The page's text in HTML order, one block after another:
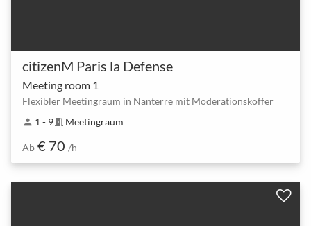
citizenM Paris la Defense
Meeting room 1
Flexibler Meetingraum in Nanterre mit Moderationskoffer
person 1 - 9meeting_room Meetingraum
Ab € 70 /h